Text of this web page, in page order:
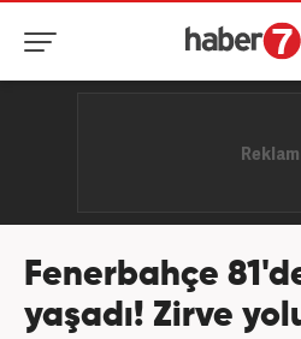
Fenerbahçe
yaşadı! Zirve